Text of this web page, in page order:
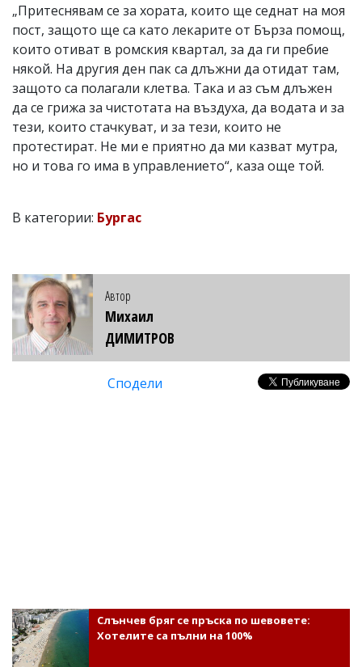
„Притеснявам се за хората, които ще седнат на моя
пост, защото ще са като лекарите от Бърза помощ,
които отиват в ромския квартал, за да ги пребие
някой. На другия ден пак са длъжни да отидат там,
защото са полагали клетва. Така и аз съм длъжен
да се грижа за чистотата на въздуха, да водата и за
тези, които стачкуват, и за тези, които не
протестират. Не ми е приятно да ми казват мутра,
но и това го има в управлението“, каза още той.
В категории: Бургас
Автор
Михаил
ДИМИТРОВ
Сподели
Слънчев бряг се пръска по шевовете:
Хотелите са пълни на 100%